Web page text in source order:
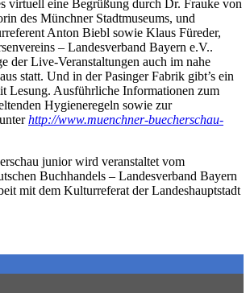
virtuell eine Begrüßung durch Dr. Frauke von
des Münchner Stadtmuseums, und
Anton Biebl sowie Klaus Füreder,
– Landesverband Bayern e.V..
der Live-Veranstaltungen auch im nahe
statt. Und in der Pasinger Fabrik gibt’s ein
Lesung. Ausführliche Informationen zum
Hygieneregeln sowie zur
http://www.muenchner-buecherschau-
junior wird veranstaltet vom
Buchhandels – Landesverband Bayern
mit dem Kulturreferat der Landeshauptstadt